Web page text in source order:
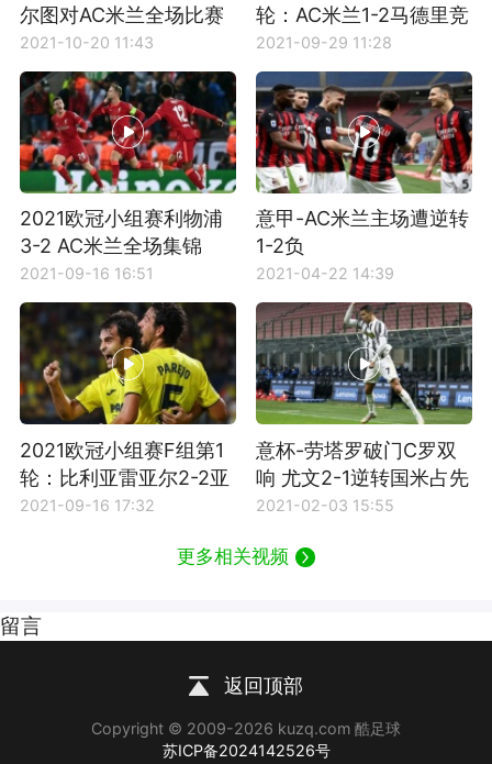
尔图对AC米兰全场比赛
集锦
2021-10-20 11:43
轮：AC米兰1-2马德里竞
技全场集锦
2021-09-29 11:28
2021欧冠小组赛利物浦
3-2 AC米兰全场集锦
2021-09-16 16:51
意甲-AC米兰主场遭逆转
1-2负
2021-04-22 14:39
2021欧冠小组赛F组第1
轮：比利亚雷亚尔2-2亚
特兰大全场集锦
2021-09-16 17:32
意杯-劳塔罗破门C罗双
响 尤文2-1逆转国米占先
机
2021-02-03 15:55
更多相关视频
留言
返回顶部
Copyright © 2009-2026 kuzq.com 酷足球
苏ICP备2024142526号